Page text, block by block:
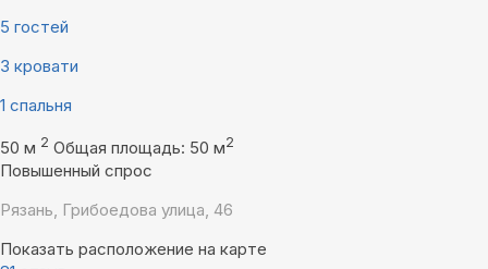
5 гостей
3 кровати
1 спальня
50 м 2 Общая площадь: 50 м2
Повышенный спрос
Рязань, Грибоедова улица, 46
Показать расположение на карте